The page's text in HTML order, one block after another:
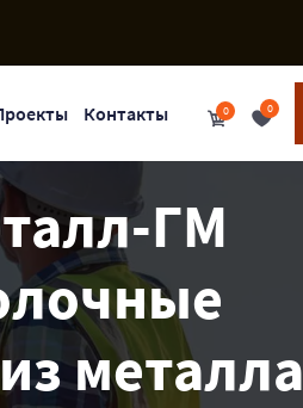
Контакты 0 0
ГМ
металла